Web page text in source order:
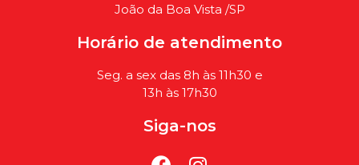
João da Boa Vista /SP
Horário de atendimento
Seg. a sex das 8h às 11h30 e
13h às 17h30
Siga-nos